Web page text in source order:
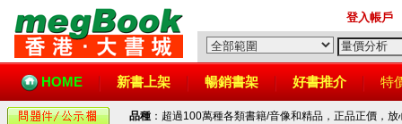
登入帳戶
HOME 新書上架 暢銷書架 好書推介 特
品種 ：超過100萬種各類書籍/音像和精品，正品正價，